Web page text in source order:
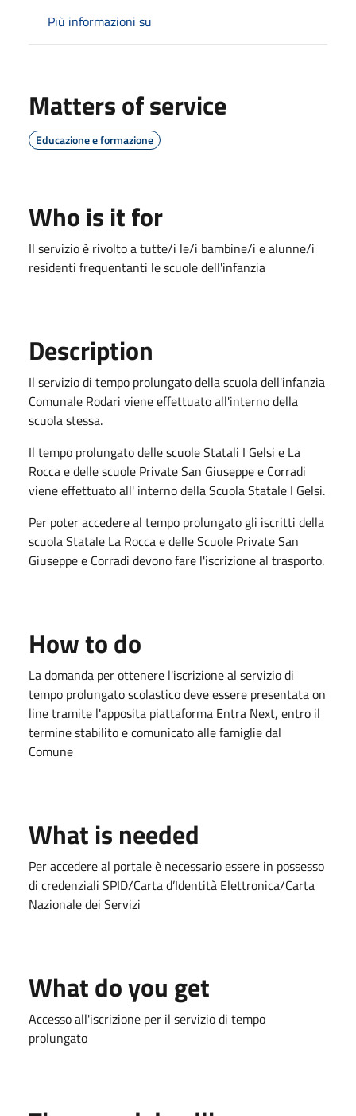
Più informazioni su
Matters of service
Educazione e formazione
Who is it for
Il servizio è rivolto a tutte/i le/i bambine/i e alunne/i
residenti frequentanti le scuole dell'infanzia
Description
Il servizio di tempo prolungato della scuola dell'infanzia
Comunale Rodari viene effettuato all'interno della
scuola stessa.
Il tempo prolungato delle scuole Statali I Gelsi e La
Rocca e delle scuole Private San Giuseppe e Corradi
viene effettuato all' interno della Scuola Statale I Gelsi.
Per poter accedere al tempo prolungato gli iscritti della
scuola Statale La Rocca e delle Scuole Private San
Giuseppe e Corradi devono fare l'iscrizione al trasporto.
How to do
La domanda per ottenere l'iscrizione al servizio di
tempo prolungato scolastico deve essere presentata on
line tramite l'apposita piattaforma Entra Next, entro il
termine stabilito e comunicato alle famiglie dal
Comune
What is needed
Per accedere al portale è necessario essere in possesso
di credenziali SPID/Carta d’Identità Elettronica/Carta
Nazionale dei Servizi
What do you get
Accesso all'iscrizione per il servizio di tempo
prolungato